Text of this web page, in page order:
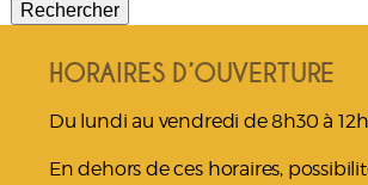
HORAIRES D’OUVERTURE
Du lundi au vendredi de 8h30 à
En dehors de ces horaires,